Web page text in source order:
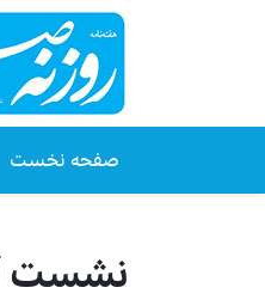
صفحه نخست
نشست